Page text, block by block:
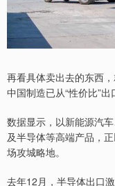
再看具体卖出去的东西
中国制造已从“性价比”出
数据显示，以新能源汽
及半导体等高端产品，
场攻城略地。
去年12月，半导体出口